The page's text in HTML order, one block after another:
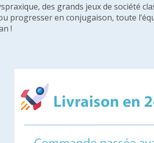
des grands jeux de société
progresser en conjugaison, toute
!